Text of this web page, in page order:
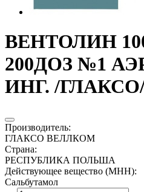
ВЕНТОЛИН
200ДОЗ №1
ИНГ. /
Производитель:
ГЛАКСО ВЕЛЛКОМ
Страна:
РЕСПУБЛИКА ПОЛЬША
Действующее вещество (МНН):
Сальбутамол